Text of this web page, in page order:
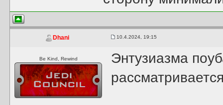
Dhani 10.4.2024, 19:15
Be Kind, Rewind
Энтузиазма